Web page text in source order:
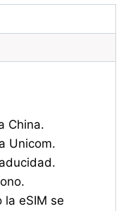
China.
Unicom.
la eSIM se